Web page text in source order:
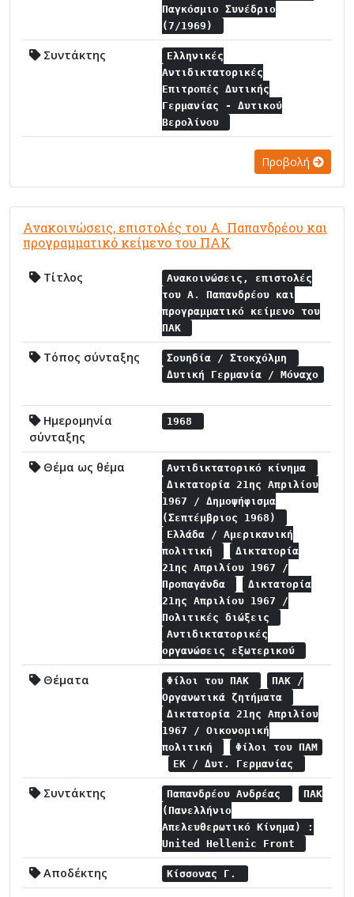
Παγκόσμιο Συνέδριο
(7/1969)
Συντάκτης
Ελληνικές
Αντιδικτατορικές
Επιτροπές Δυτικής
Γερμανίας - Δυτικού
Βερολίνου
Προβολή
Ανακοινώσεις, επιστολές του Α. Παπανδρέου και
προγραμματικό κείμενο του ΠΑΚ
Τίτλος
Ανακοινώσεις, επιστολές
του Α. Παπανδρέου και
προγραμματικό κείμενο του
ΠΑΚ
Τόπος σύνταξης
Σουηδία / Στοκχόλμη
Δυτική Γερμανία / Μόναχο
Ημερομηνία
σύνταξης
1968
Θέμα ως θέμα
Αντιδικτατορικό κίνημα
Δικτατορία 21ης Απριλίου
1967 / Δημοψήφισμα
(Σεπτέμβριος 1968)
Ελλάδα / Αμερικανική
πολιτική
Δικτατορία
21ης Απριλίου 1967 /
Προπαγάνδα
Δικτατορία
21ης Απριλίου 1967 /
Πολιτικές διώξεις
Αντιδικτατορικές
οργανώσεις εξωτερικού
Θέματα Φίλοι του ΠΑΚ
ΠΑΚ /
Οργανωτικά ζητήματα
Δικτατορία 21ης Απριλίου
1967 / Οικονομική
πολιτική
Φίλοι του ΠΑΜ
ΕΚ / Δυτ. Γερμανίας
Συντάκτης Παπανδρέου Ανδρέας
ΠΑΚ
(Πανελλήνιο
Απελευθερωτικό Κίνημα) :
United Hellenic Front
Αποδέκτης Κίσσονας Γ.